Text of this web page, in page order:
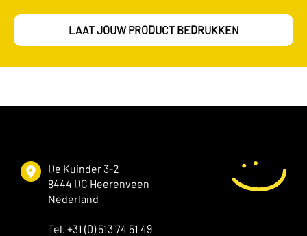
LAAT JOUW PRODUCT BEDRUKKEN
De Kuinder 3-2
8444 DC Heerenveen
Nederland
Tel. +31 (0) 513 74 51 49